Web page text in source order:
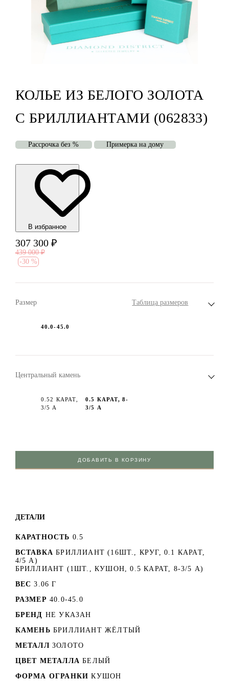
КОЛЬЕ ИЗ БЕЛОГО ЗОЛОТА
С БРИЛЛИАНТАМИ (062833)
Рассрочка без % Примерка на дому
В избранноe
307 300 ₽
439 000 ₽
-30 %
Размер Таблица размеров
40.0-45.0
Центральный камень
0.52 КАРАТ,
3/5 А
0.5 КАРАТ, 8-
3/5 А
ДОБАВИТЬ В КОРЗИНУ
ДЕТАЛИ
КАРАТНОСТЬ 0.5
ВСТАВКА БРИЛЛИАНТ (16ШТ., КРУГ, 0.1 КАРАТ,
4/5 А)
БРИЛЛИАНТ (1ШТ., КУШОН, 0.5 КАРАТ, 8-3/5 А)
ВЕС 3.06 Г
РАЗМЕР 40.0-45.0
БРЕНД НЕ УКАЗАН
КАМЕНЬ БРИЛЛИАНТ ЖЁЛТЫЙ
МЕТАЛЛ ЗОЛОТО
ЦВЕТ МЕТАЛЛА БЕЛЫЙ
ФОРМА ОГРАНКИ КУШОН